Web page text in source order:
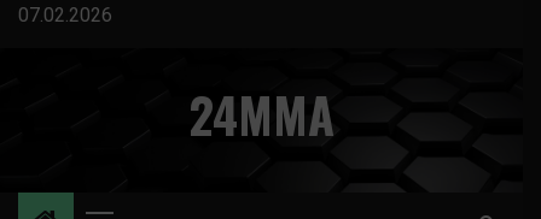
Перейти
07.02.2026
24MMA